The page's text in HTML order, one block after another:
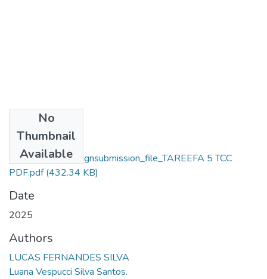
No
Thumbnail
Available
Lucas Fernandes
Silva_76964_assignsubmission_file_TAREEFA 5 TCC
PDF.pdf(432.34 KB)
Date
2025
Authors
LUCAS FERNANDES SILVA
Luana Vespucci Silva Santos.